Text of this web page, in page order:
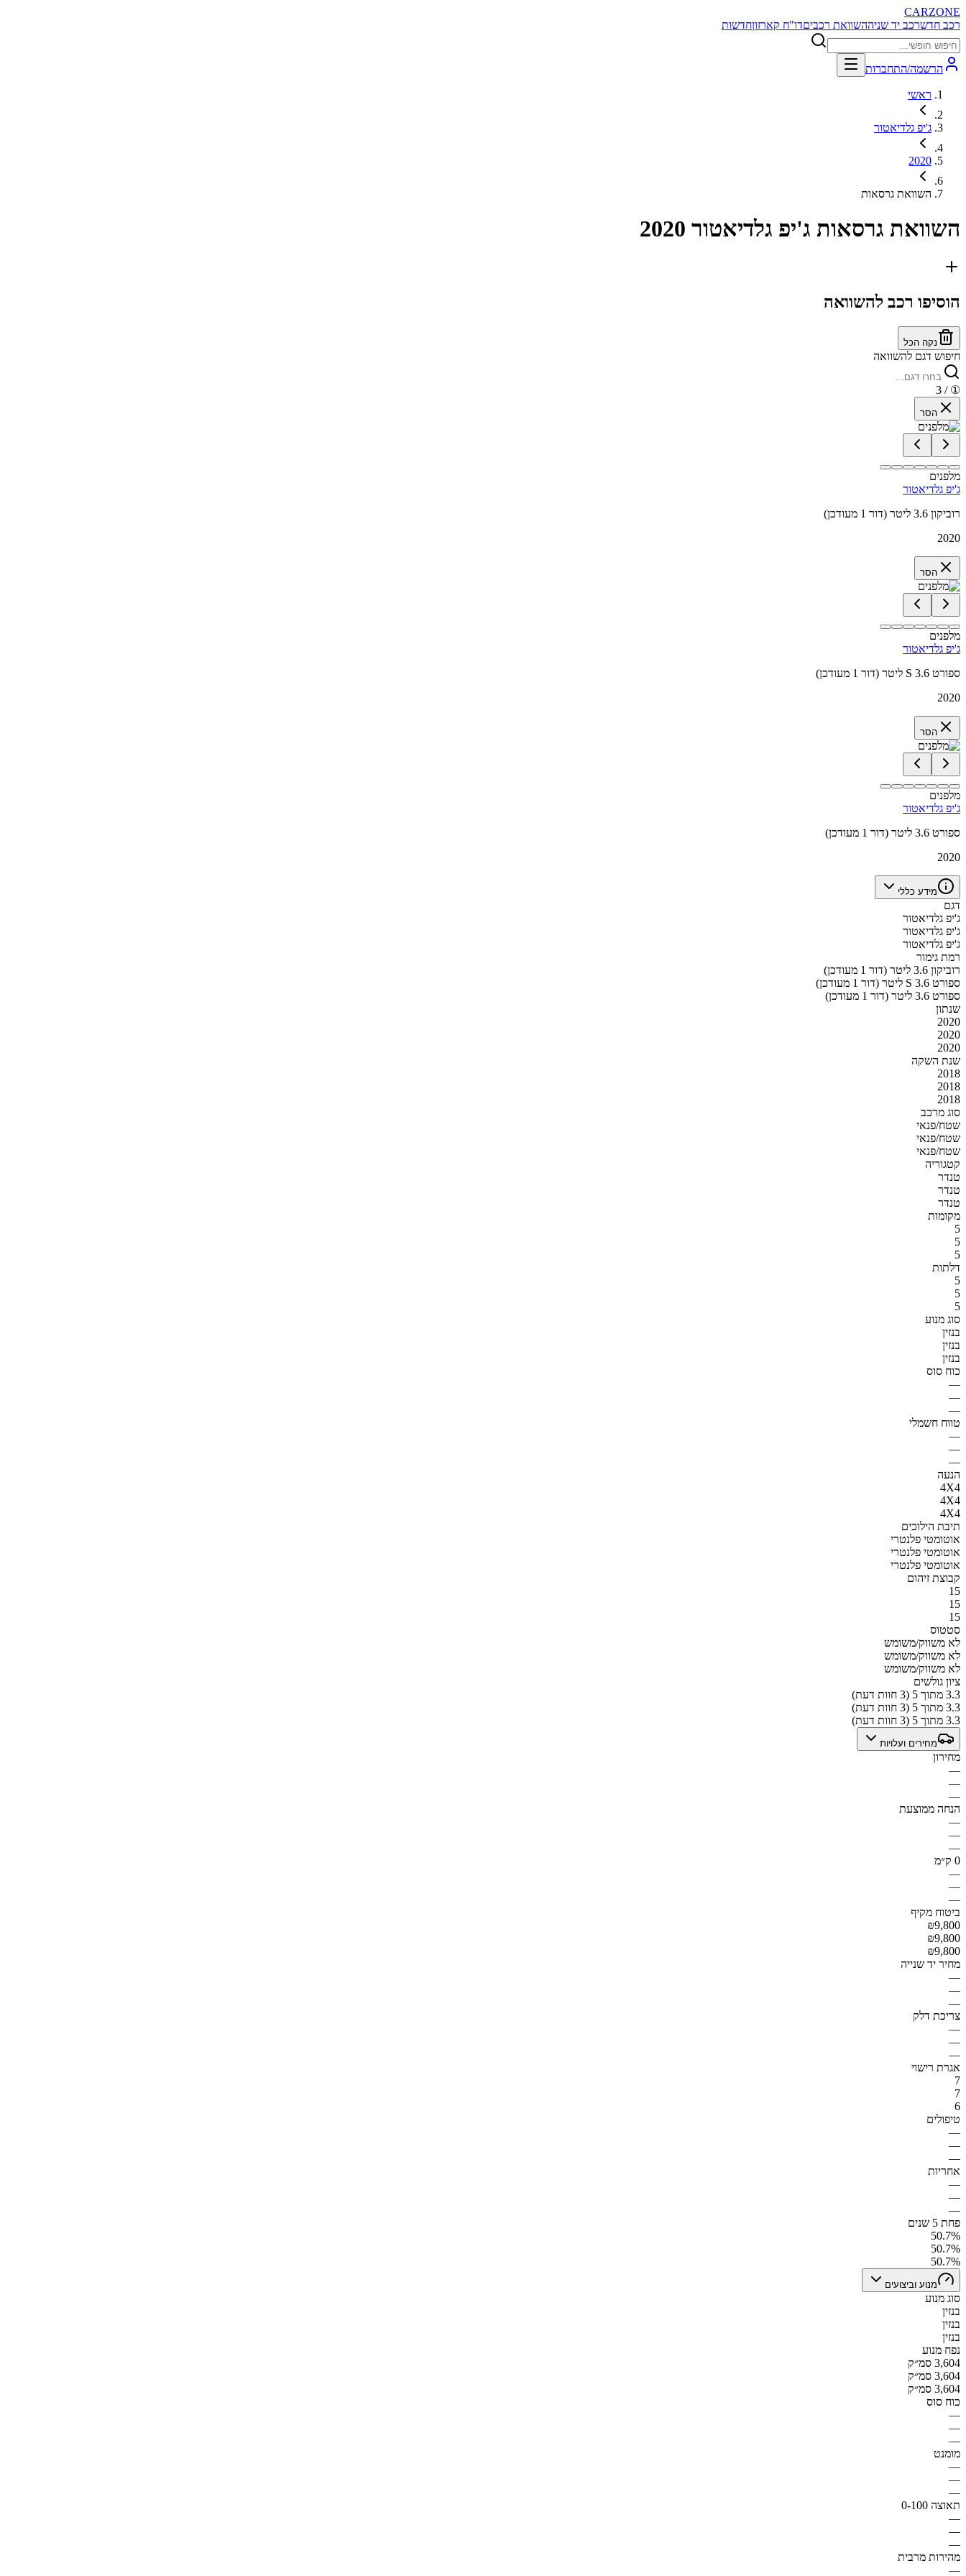
CARZONE
רכב חדשרכב יד שניההשוואת רכביםדו"ח קארזוןחדשות
הרשמה/התחברות
ראשי
ג'יפ גלדיאטור
2020
השוואת גרסאות
השוואת גרסאות ג'יפ גלדיאטור 2020
הוסיפו רכב להשוואה
נקה הכל
חיפוש דגם להשוואה
①
/ 3
הסר
מלפנים
ג'יפ גלדיאטור
רוביקון 3.6 ליטר (דור 1 מעודכן)
2020
הסר
מלפנים
ג'יפ גלדיאטור
ספורט S 3.6 ליטר (דור 1 מעודכן)
2020
הסר
מלפנים
ג'יפ גלדיאטור
ספורט 3.6 ליטר (דור 1 מעודכן)
2020
מידע כללי
דגם
ג'יפ גלדיאטור
ג'יפ גלדיאטור
ג'יפ גלדיאטור
רמת גימור
רוביקון 3.6 ליטר (דור 1 מעודכן)
ספורט S 3.6 ליטר (דור 1 מעודכן)
ספורט 3.6 ליטר (דור 1 מעודכן)
שנתון
2020
2020
2020
שנת השקה
2018
2018
2018
סוג מרכב
שטח/פנאי
שטח/פנאי
שטח/פנאי
קטגוריה
טנדר
טנדר
טנדר
מקומות
5
5
5
דלתות
5
5
5
סוג מנוע
בנזין
בנזין
בנזין
כוח סוס
—
—
—
טווח חשמלי
—
—
—
הנעה
4X4
4X4
4X4
תיבת הילוכים
אוטומטי פלנטרי
אוטומטי פלנטרי
אוטומטי פלנטרי
קבוצת זיהום
15
15
15
סטטוס
לא משווק/משומש
לא משווק/משומש
לא משווק/משומש
ציון גולשים
3.3 מתוך 5 (3 חוות דעת)
3.3 מתוך 5 (3 חוות דעת)
3.3 מתוך 5 (3 חוות דעת)
מחירים ועלויות
מחירון
—
—
—
הנחה ממוצעת
—
—
—
0 ק״מ
—
—
—
ביטוח מקיף
₪9,800
₪9,800
₪9,800
מחיר יד שנייה
—
—
—
צריכת דלק
—
—
—
אגרת רישוי
7
7
6
טיפולים
—
—
—
אחריות
—
—
—
פחת 5 שנים
50.7%
50.7%
50.7%
מנוע וביצועים
סוג מנוע
בנזין
בנזין
בנזין
נפח מנוע
3,604 סמ״ק
3,604 סמ״ק
3,604 סמ״ק
כוח סוס
—
—
—
מומנט
—
—
—
תאוצה 0-100
—
—
—
מהירות מרבית
—